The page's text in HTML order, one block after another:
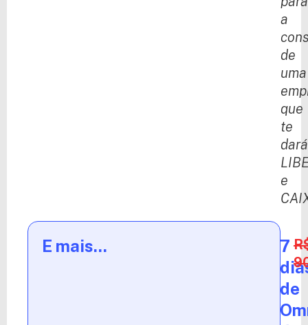
a
de
uma
que
te
dará
e
E mais...
7
de